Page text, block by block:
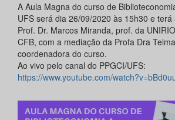
A Aula Magna do curso de
UFS será dia 26/09/2020 às 15h30 e
Prof. Dr. Marcos Miranda, prof. da
CFB, com a mediação da Profa Dra
coordenadora do curso.
Ao vivo pelo canal do PPGCI/UFS:
https://www.youtube.com/